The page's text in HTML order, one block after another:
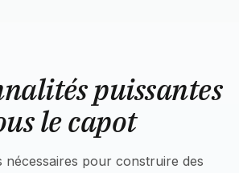
puissantes
le capot
nécessaires pour construire des